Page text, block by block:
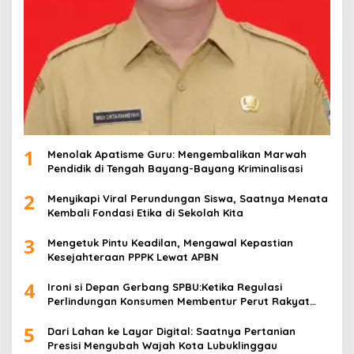
1
Menolak Apatisme Guru: Mengembalikan Marwah
Pendidik di Tengah Bayang-Bayang Kriminalisasi
2
Menyikapi Viral Perundungan Siswa, Saatnya Menata
Kembali Fondasi Etika di Sekolah Kita
3
Mengetuk Pintu Keadilan, Mengawal Kepastian
Kesejahteraan PPPK Lewat APBN
4
Ironi si Depan Gerbang SPBU:Ketika Regulasi
Perlindungan Konsumen Membentur Perut Rakyat
5
Dari Lahan ke Layar Digital: Saatnya Pertanian
Presisi Mengubah Wajah Kota Lubuklinggau